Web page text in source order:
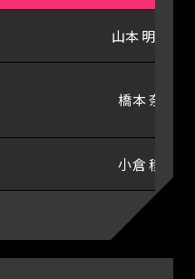
山本 明日香
橋本 奈津
小倉 稜央